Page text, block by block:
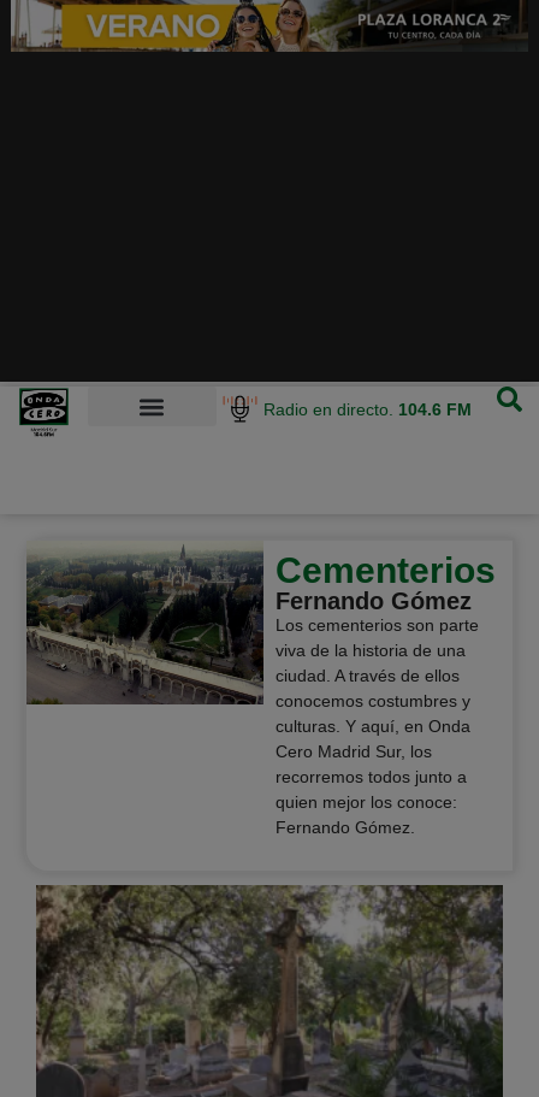
Radio en directo. 104.6 FM
Cementerios
Fernando Gómez
Los cementerios son parte
viva de la historia de una
ciudad. A través de ellos
conocemos costumbres y
culturas. Y aquí, en Onda
Cero Madrid Sur, los
recorremos todos junto a
quien mejor los conoce:
Fernando Gómez.